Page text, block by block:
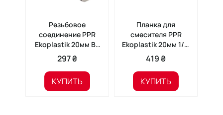
Резьбовое
соединение PPR
Ekoplastik 20мм ВВ
1/2' SSI02020XX
297 ₴
КУПИТЬ
Планка для
смесителя PPR
Ekoplastik 20мм 1/2'
SNKD02020X
419 ₴
КУПИТЬ